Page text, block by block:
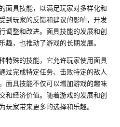
面具技能，以满足玩家对多样化和
到玩家的反馈和建议的影响，开发
调整和改进。面具技能的发展和创
趣，也推动了游戏的长期发展。
特殊的技能，它允许玩家使用面具
过完成特定任务、击败特定的敌人
面具技能不仅可以增加游戏的趣味
和经济价值。随着游戏的发展和创
玩家带来更多的选择和乐趣。